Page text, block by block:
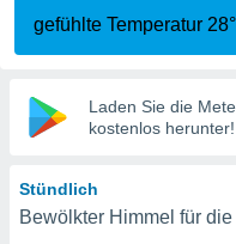
sind.
diese
gefühlte Temperatur 28°
Laden Sie die
kostenlos herunter!
Stündlich
Bewölkter Himmel für